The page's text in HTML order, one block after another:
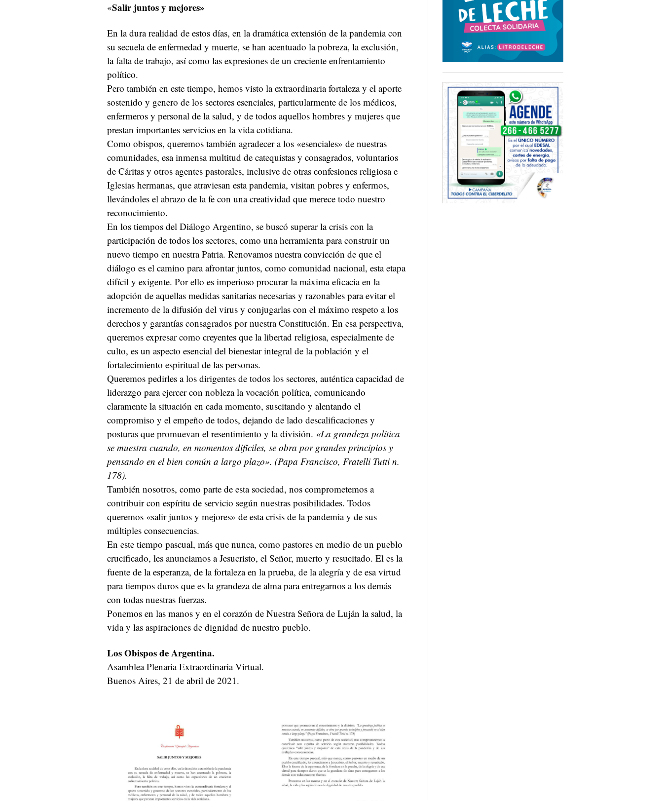
«Salir juntos y mejores»
En la dura realidad de estos días, en la dramática extensión de la pandemia con
su secuela de enfermedad y muerte, se han acentuado la pobreza, la exclusión,
la falta de trabajo, así como las expresiones de un creciente enfrentamiento
político.
Pero también en este tiempo, hemos visto la extraordinaria fortaleza y el aporte
sostenido y genero de los sectores esenciales, particularmente de los médicos,
enfermeros y personal de la salud, y de todos aquellos hombres y mujeres que
prestan importantes servicios en la vida cotidiana.
Como obispos, queremos también agradecer a los «esenciales» de nuestras
comunidades, esa inmensa multitud de catequistas y consagrados, voluntarios
de Cáritas y otros agentes pastorales, inclusive de otras confesiones religiosa e
Iglesias hermanas, que atraviesan esta pandemia, visitan pobres y enfermos,
llevándoles el abrazo de la fe con una creatividad que merece todo nuestro
reconocimiento.
En los tiempos del Diálogo Argentino, se buscó superar la crisis con la
participación de todos los sectores, como una herramienta para construir un
nuevo tiempo en nuestra Patria. Renovamos nuestra convicción de que el
diálogo es el camino para afrontar juntos, como comunidad nacional, esta etapa
difícil y exigente. Por ello es imperioso procurar la máxima eficacia en la
adopción de aquellas medidas sanitarias necesarias y razonables para evitar el
incremento de la difusión del virus y conjugarlas con el máximo respeto a los
derechos y garantías consagrados por nuestra Constitución. En esa perspectiva,
queremos expresar como creyentes que la libertad religiosa, especialmente de
culto, es un aspecto esencial del bienestar integral de la población y el
fortalecimiento espiritual de las personas.
Queremos pedirles a los dirigentes de todos los sectores, auténtica capacidad de
liderazgo para ejercer con nobleza la vocación política, comunicando
claramente la situación en cada momento, suscitando y alentando el
compromiso y el empeño de todos, dejando de lado descalificaciones y
posturas que promuevan el resentimiento y la división. «La grandeza política
se muestra cuando, en momentos difíciles, se obra por grandes principios y
pensando en el bien común a largo plazo». (Papa Francisco, Fratelli Tutti n.
178).
También nosotros, como parte de esta sociedad, nos comprometemos a
contribuir con espíritu de servicio según nuestras posibilidades. Todos
queremos «salir juntos y mejores» de esta crisis de la pandemia y de sus
múltiples consecuencias.
En este tiempo pascual, más que nunca, como pastores en medio de un pueblo
crucificado, les anunciamos a Jesucristo, el Señor, muerto y resucitado. El es la
fuente de la esperanza, de la fortaleza en la prueba, de la alegría y de esa virtud
para tiempos duros que es la grandeza de alma para entregarnos a los demás
con todas nuestras fuerzas.
Ponemos en las manos y en el corazón de Nuestra Señora de Luján la salud, la
vida y las aspiraciones de dignidad de nuestro pueblo.
Los Obispos de Argentina.
Asamblea Plenaria Extraordinaria Virtual.
Buenos Aires, 21 de abril de 2021.